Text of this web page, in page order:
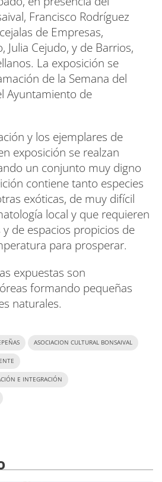
Francisco Rodríguez
de Empresas,
Julia Cejudo, y de Barrios,
La exposición se
de la Semana del
Ayuntamiento de
y los ejemplares de
exposición se realzan
un conjunto muy digno
contiene tanto especies
exóticas, de muy difícil
local y que requieren
de espacios propicios de
para prosperar.
expuestas son
formando pequeñas
naturales.
ASOCIACION CULTURAL BONSAIVAL
E INTEGRACIÓN